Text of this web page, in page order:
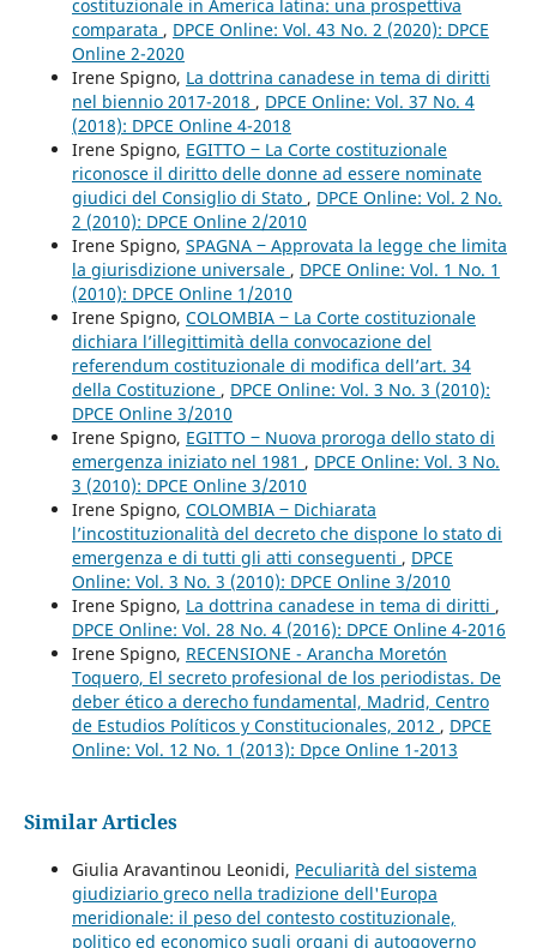
costituzionale in America latina: una prospettiva
comparata , DPCE Online: Vol. 43 No. 2 (2020): DPCE
Online 2-2020
Irene Spigno, La dottrina canadese in tema di diritti
nel biennio 2017-2018 , DPCE Online: Vol. 37 No. 4
(2018): DPCE Online 4-2018
Irene Spigno, EGITTO ‒ La Corte costituzionale
riconosce il diritto delle donne ad essere nominate
giudici del Consiglio di Stato , DPCE Online: Vol. 2 No.
2 (2010): DPCE Online 2/2010
Irene Spigno, SPAGNA ‒ Approvata la legge che limita
la giurisdizione universale , DPCE Online: Vol. 1 No. 1
(2010): DPCE Online 1/2010
Irene Spigno, COLOMBIA ‒ La Corte costituzionale
dichiara l’illegittimità della convocazione del
referendum costituzionale di modifica dell’art. 34
della Costituzione , DPCE Online: Vol. 3 No. 3 (2010):
DPCE Online 3/2010
Irene Spigno, EGITTO ‒ Nuova proroga dello stato di
emergenza iniziato nel 1981 , DPCE Online: Vol. 3 No.
3 (2010): DPCE Online 3/2010
Irene Spigno, COLOMBIA ‒ Dichiarata
l’incostituzionalità del decreto che dispone lo stato di
emergenza e di tutti gli atti conseguenti , DPCE
Online: Vol. 3 No. 3 (2010): DPCE Online 3/2010
Irene Spigno, La dottrina canadese in tema di diritti ,
DPCE Online: Vol. 28 No. 4 (2016): DPCE Online 4-2016
Irene Spigno, RECENSIONE - Arancha Moretón
Toquero, El secreto profesional de los periodistas. De
deber ético a derecho fundamental, Madrid, Centro
de Estudios Políticos y Constitucionales, 2012 , DPCE
Online: Vol. 12 No. 1 (2013): Dpce Online 1-2013
Similar Articles
Giulia Aravantinou Leonidi, Peculiarità del sistema
giudiziario greco nella tradizione dell'Europa
meridionale: il peso del contesto costituzionale,
politico ed economico sugli organi di autogoverno